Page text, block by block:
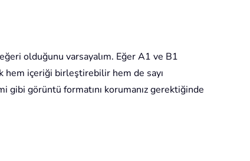
olduğunu varsayalım. Eğer A1 ve B1
hem içeriği birleştirebilir hem de sayı
görüntü formatını korumanız gerektiğinde